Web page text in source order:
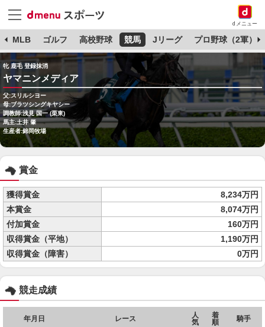
dメニュー
MLB ゴルフ 高校野球 競馬 Jリーグ プロ野球（2軍）
牝 鹿毛 登録抹消
ヤマニンメディア
父:スリルシヨー
母:ブラツシングキヤシー
調教師:浅見 国一 (栗東)
馬主:土井 肇
生産者:錦岡牧場
賞金
獲得賞金
8,234万円
本賞金
8,074万円
付加賞金
160万円
収得賞金（平地）
1,190万円
収得賞金（障害）
0万円
競走成績
年月日 レース
人
気
着
順
騎手